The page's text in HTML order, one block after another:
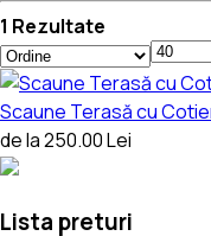
1 Rezultate
Scaune Terasă cu
de la 250.00 Lei
Lista preturi